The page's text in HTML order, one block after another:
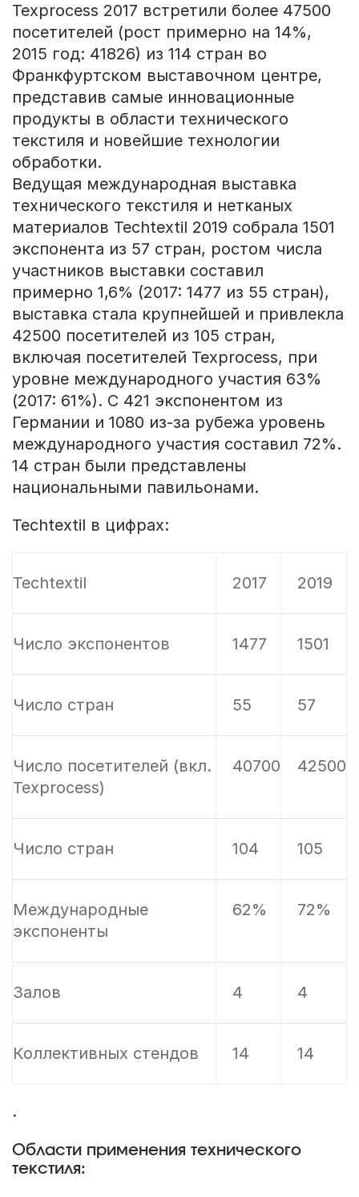
Texprocess 2017 встретили более 47500
посетителей (рост примерно на 14%,
2015 год: 41826) из 114 стран во
Франкфуртском выставочном центре,
представив самые инновационные
продукты в области технического
текстиля и новейшие технологии
обработки.
Ведущая международная выставка
технического текстиля и нетканых
материалов Techtextil 2019 собрала 1501
экспонента из 57 стран, ростом числа
участников выставки составил
примерно 1,6% (2017: 1477 из 55 стран),
выставка стала крупнейшей и привлекла
42500 посетителей из 105 стран,
включая посетителей Texprocess, при
уровне международного участия 63%
(2017: 61%). С 421 экспонентом из
Германии и 1080 из-за рубежа уровень
международного участия составил 72%.
14 стран были представлены
национальными павильонами.
Techtextil в цифрах:
Techtextil 2017 2019
Число экспонентов 1477 1501
Число стран 55 57
Число посетителей (вкл.
Texprocess)
40700 42500
Число стран 104 105
Международные
экспоненты
62% 72%
Залов 4 4
Коллективных стендов 14 14
.
Области применения технического
текстиля: